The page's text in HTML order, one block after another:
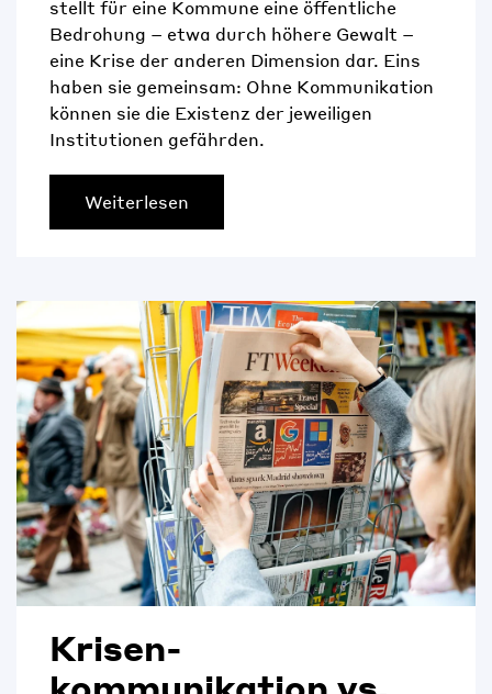
stellt für eine Kommune eine öffentliche
Bedrohung – etwa durch höhere Gewalt –
eine Krise der anderen Dimension dar. Eins
haben sie gemeinsam: Ohne Kommunikation
können sie die Existenz der jeweiligen
Institutionen gefährden.
Weiterlesen
Krisen­